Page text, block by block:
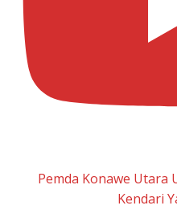
Pemda Konawe Utara
Kendari